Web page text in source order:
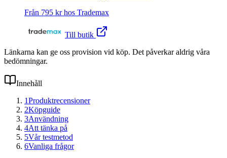
Från 795 kr hos Trademax
Till butik
Länkarna kan ge oss provision vid köp. Det påverkar aldrig våra
bedömningar.
Innehåll
1Produktrecensioner
2Köpguide
3Användning
4Att tänka på
5Vår testmetod
6Vanliga frågor